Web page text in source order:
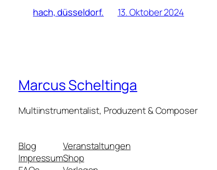
hach, düsseldorf. 13. Oktober 2024
Marcus Scheltinga
Multiinstrumentalist, Produzent & Composer
Blog
Impressum
Veranstaltungen
Shop